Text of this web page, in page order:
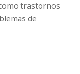
trastornos
de